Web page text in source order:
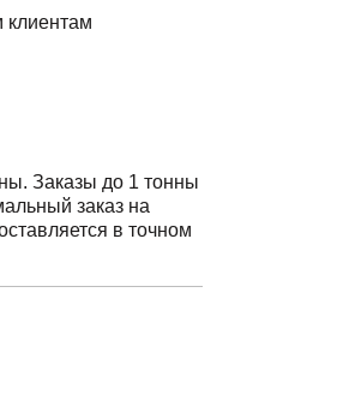
клиентам
Заказы до 1 тонны
заказ на
в точном